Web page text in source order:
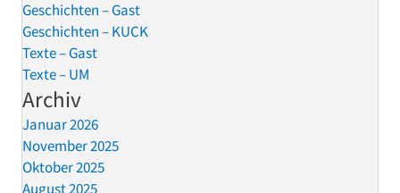
Geschichten – Gast
Geschichten – KUCK
Texte – Gast
Texte – UM
Archiv
Januar 2026
November 2025
Oktober 2025
August 2025